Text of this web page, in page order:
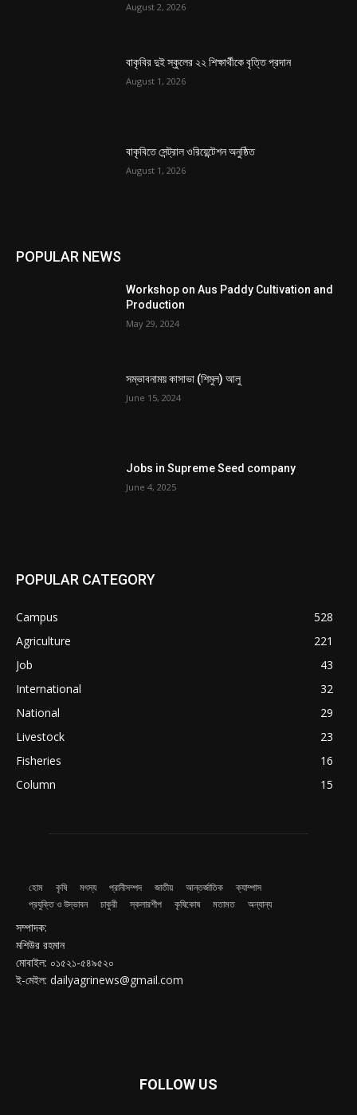
August 2, 2026
বাকৃবির দুই স্কুলের ২২ শিক্ষার্থীকে বৃত্তি প্রদান
August 1, 2026
বাকৃবিতে সেন্ট্রাল ওরিয়েন্টেশন অনুষ্ঠিত
August 1, 2026
POPULAR NEWS
Workshop on Aus Paddy Cultivation and
Production
May 29, 2024
সম্ভাবনাময় কাসাভা (শিমুল) আলু
June 15, 2024
Jobs in Supreme Seed company
June 4, 2025
POPULAR CATEGORY
Campus
528
Agriculture
221
Job
43
International
32
National
29
Livestock
23
Fisheries
16
Column
15
হোম কৃষি মৎস্য প্রানীসম্পদ জাতীয় আন্তর্জাতিক
ক্যাম্পাস
প্রযুক্তি ও উদ্ভাবন
চাকুরী স্কলারশীপ কৃষিকোষ মতামত অন্যান্য
সম্পাদক:
মশিউর রহমান
মোবাইল: ০১৫২১-৫৪৯৫২০
ই-মেইল: dailyagrinews@gmail.com
FOLLOW US